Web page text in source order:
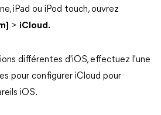
iPad ou iPod touch, ouvrez
> iCloud.
différentes d'iOS, effectuez l'une
pour configurer iCloud pour
iOS.